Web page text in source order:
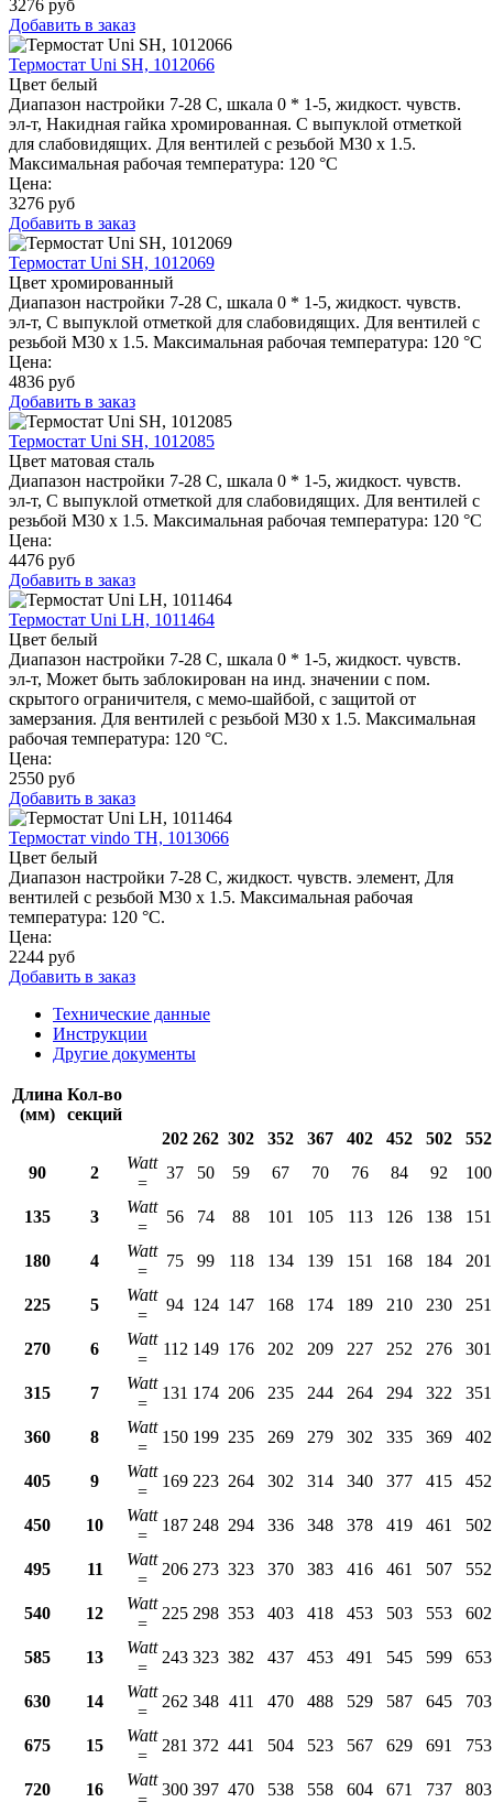
3276 руб
Добавить в заказ
Термостат Uni SH, 1012066
Цвет белый
Диапазон настройки 7-28 C, шкала 0 * 1-5, жидкост. чувств.
эл-т, Накидная гайка хромированная. С выпуклой отметкой
для слабовидящих. Для вентилей с резьбой M30 x 1.5.
Максимальная рабочая температура: 120 °C
Цена:
3276 руб
Добавить в заказ
Термостат Uni SH, 1012069
Цвет хромированный
Диапазон настройки 7-28 C, шкала 0 * 1-5, жидкост. чувств.
эл-т, С выпуклой отметкой для слабовидящих. Для вентилей с
резьбой M30 x 1.5. Максимальная рабочая температура: 120 °C
Цена:
4836 руб
Добавить в заказ
Термостат Uni SH, 1012085
Цвет матовая сталь
Диапазон настройки 7-28 C, шкала 0 * 1-5, жидкост. чувств.
эл-т, С выпуклой отметкой для слабовидящих. Для вентилей с
резьбой M30 x 1.5. Максимальная рабочая температура: 120 °C
Цена:
4476 руб
Добавить в заказ
Термостат Uni LH, 1011464
Цвет белый
Диапазон настройки 7-28 C, шкала 0 * 1-5, жидкост. чувств.
эл-т, Может быть заблокирован на инд. значении с пом.
скрытого ограничителя, с мемо-шайбой, с защитой от
замерзания. Для вентилей с резьбой M30 x 1.5. Максимальная
рабочая температура: 120 °C.
Цена:
2550 руб
Добавить в заказ
Термостат vindo TH, 1013066
Цвет белый
Диапазон настройки 7-28 C, жидкост. чувств. элемент, Для
вентилей с резьбой M30 x 1.5. Максимальная рабочая
температура: 120 °C.
Цена:
2244 руб
Добавить в заказ
Технические данные
Инструкции
Другие документы
Длина
(мм)
Кол-во
секций
202 262 302 352 367 402 452 502
552
90
2
Watt
=
37 50 59 67 70 76 84 92 100
135 3
Watt
=
56 74 88 101 105 113 126 138 151
180 4
Watt
=
75 99 118 134 139 151 168 184 201
225 5
Watt
=
94 124 147 168 174 189 210 230 251
270 6
Watt
=
112 149 176 202 209 227 252 276 301
315 7
Watt
=
131 174 206 235 244 264 294 322 351
360 8
Watt
=
150 199 235 269 279 302 335 369 402
405 9
Watt
=
169 223 264 302 314 340 377 415 452
450 10
Watt
=
187 248 294 336 348 378 419 461 502
495 11
Watt
=
206 273 323 370 383 416 461 507 552
540 12
Watt
=
225 298 353 403 418 453 503 553 602
585 13
Watt
=
243 323 382 437 453 491 545 599 653
630 14
Watt
=
262 348 411 470 488 529 587 645 703
675 15
Watt
=
281 372 441 504 523 567 629 691 753
720 16
Watt
=
300 397 470 538 558 604 671 737 803